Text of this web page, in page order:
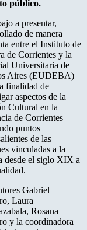
público.
a presentar,
de manera
entre el Instituto de
de Corrientes y la
Universitaria de
Aires (EUDEBA)
finalidad de
aspectos de la
Cultural en la
de Corrientes
puntos
de las
vinculadas a la
desde el siglo XIX a
Gabriel
Laura
Rosana
y la coordinadora